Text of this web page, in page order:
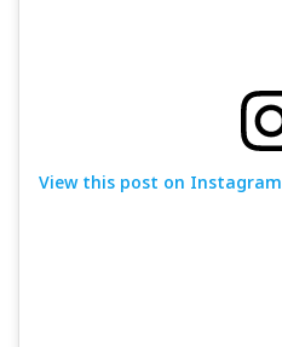
View this post on Instagram